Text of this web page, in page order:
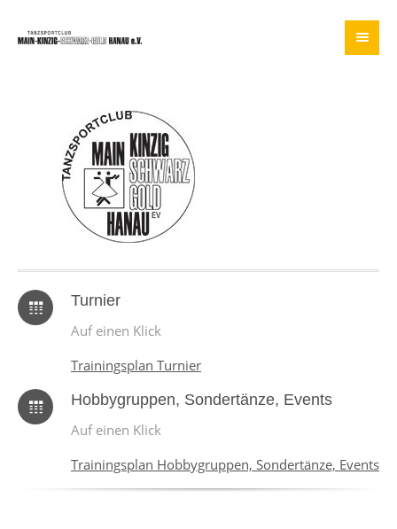
Turnier
Auf einen Klick
Trainingsplan Turnier
Hobbygruppen, Sondertänze, Events
Auf einen Klick
Trainingsplan Hobbygruppen, Sondertänze, Events